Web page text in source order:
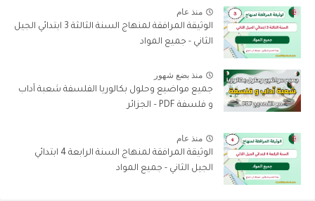
منذ عام
الوثيقة المرافقة لمنهاج السنة الثالثة 3 ابتدائي الجيل
الثاني - جميع المواد
منذ بضع شهور
جميع مواضيع وحلول بكالوريا الفلسفة شعبة آداب
و فلسفة PDF – الجزائر
منذ عام
الوثيقة المرافقة لمنهاج السنة الرابعة 4 ابتدائي
الجيل الثاني - جميع المواد